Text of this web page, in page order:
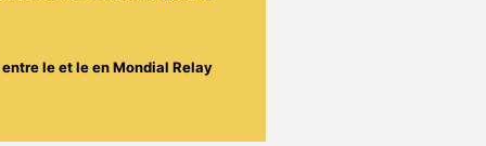
entre leet leen Mondial Relay